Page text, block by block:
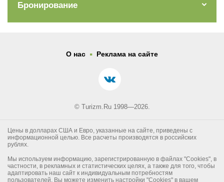
Бронирование
О нас . Реклама на сайте
© Turizm.Ru 1998—2026.
Цены в долларах США и Евро, указанные на сайте, приведены с
информационной целью. Все расчеты производятся в российских
рублях.
Мы используем информацию, зарегистрированную в файлах "Cookies", в
частности, в рекламных и статистических целях, а также для того, чтобы
адаптировать наш сайт к индивидуальным потребностям
пользователей. Вы можете изменить настройки "Cookies" в вашем